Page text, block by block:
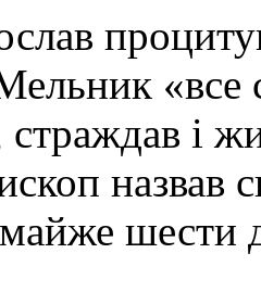
«все
страждав і
назвав
шести